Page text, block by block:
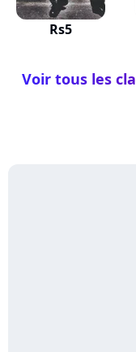
Rs5
Voir tous les